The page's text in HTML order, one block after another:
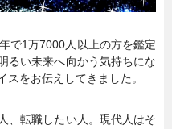
で1万7000人以上の方を鑑定
るい未来へ向かう気持ちにな
をお伝えしてきました。
、転職したい人。現代人はそ